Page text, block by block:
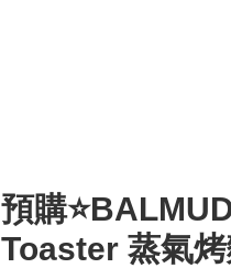
預購
Toaster 蒸氣